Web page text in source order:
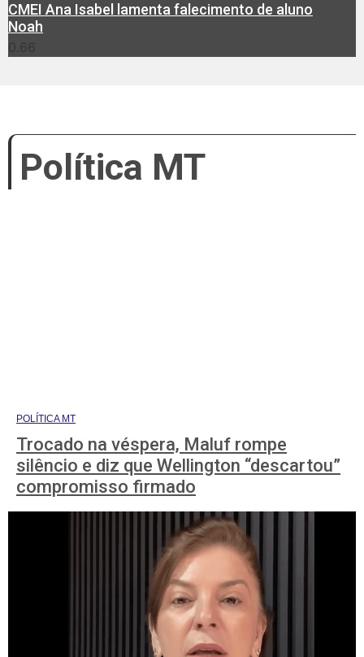
CMEI Ana Isabel lamenta falecimento de aluno
Noah
Política MT
POLÍTICA MT
Trocado na véspera, Maluf rompe
silêncio e diz que Wellington “descartou”
compromisso firmado